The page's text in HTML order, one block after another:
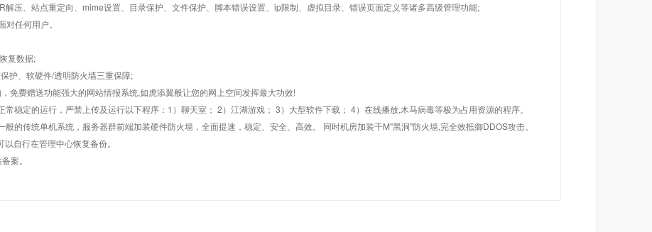
压、站点重定向、mime设置、目录保护、文件保护、脚本错误设置、ip限制、虚拟目录、错误页面定义等诸多高级管理功能;
任何用户。
复数据;
护、软硬件/透明防火墙三重保障;
免费赠送功能强大的网站情报系统,如虎添翼般让您的网上空间发挥最大功效!
稳定的运行，严禁上传及运行以下程序：1）聊天室； 2）江湖游戏； 3）大型软件下载； 4）在线播放,木马病毒等极为占用资源的程序。
的传统单机系统，服务器群前端加装硬件防火墙，全面提速，稳定、安全、高效。 同时机房加装千M"黑洞"防火墙,完全效抵御DDOS攻击。
自行在管理中心恢复备份。
案。